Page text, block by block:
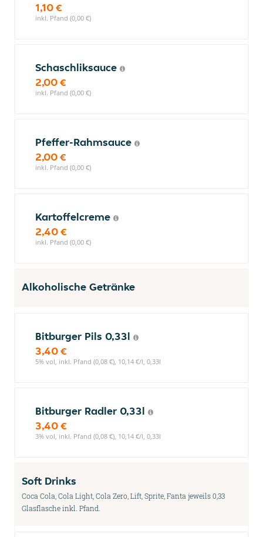
1,10 €
inkl. Pfand (0,00 €)
Schaschliksauce
2,00 €
inkl. Pfand (0,00 €)
Pfeffer-Rahmsauce
2,00 €
inkl. Pfand (0,00 €)
Kartoffelcreme
2,40 €
inkl. Pfand (0,00 €)
Alkoholische Getränke
Bitburger Pils 0,33l
3,40 €
5% vol, inkl. Pfand (0,08 €), 10,14 €/l, 0,33l
Bitburger Radler 0,33l
3,40 €
3% vol, inkl. Pfand (0,08 €), 10,14 €/l, 0,33l
Soft Drinks
Coca Cola, Cola Light, Cola Zero, Lift, Sprite, Fanta jeweils 0,33
Glasflasche inkl. Pfand.